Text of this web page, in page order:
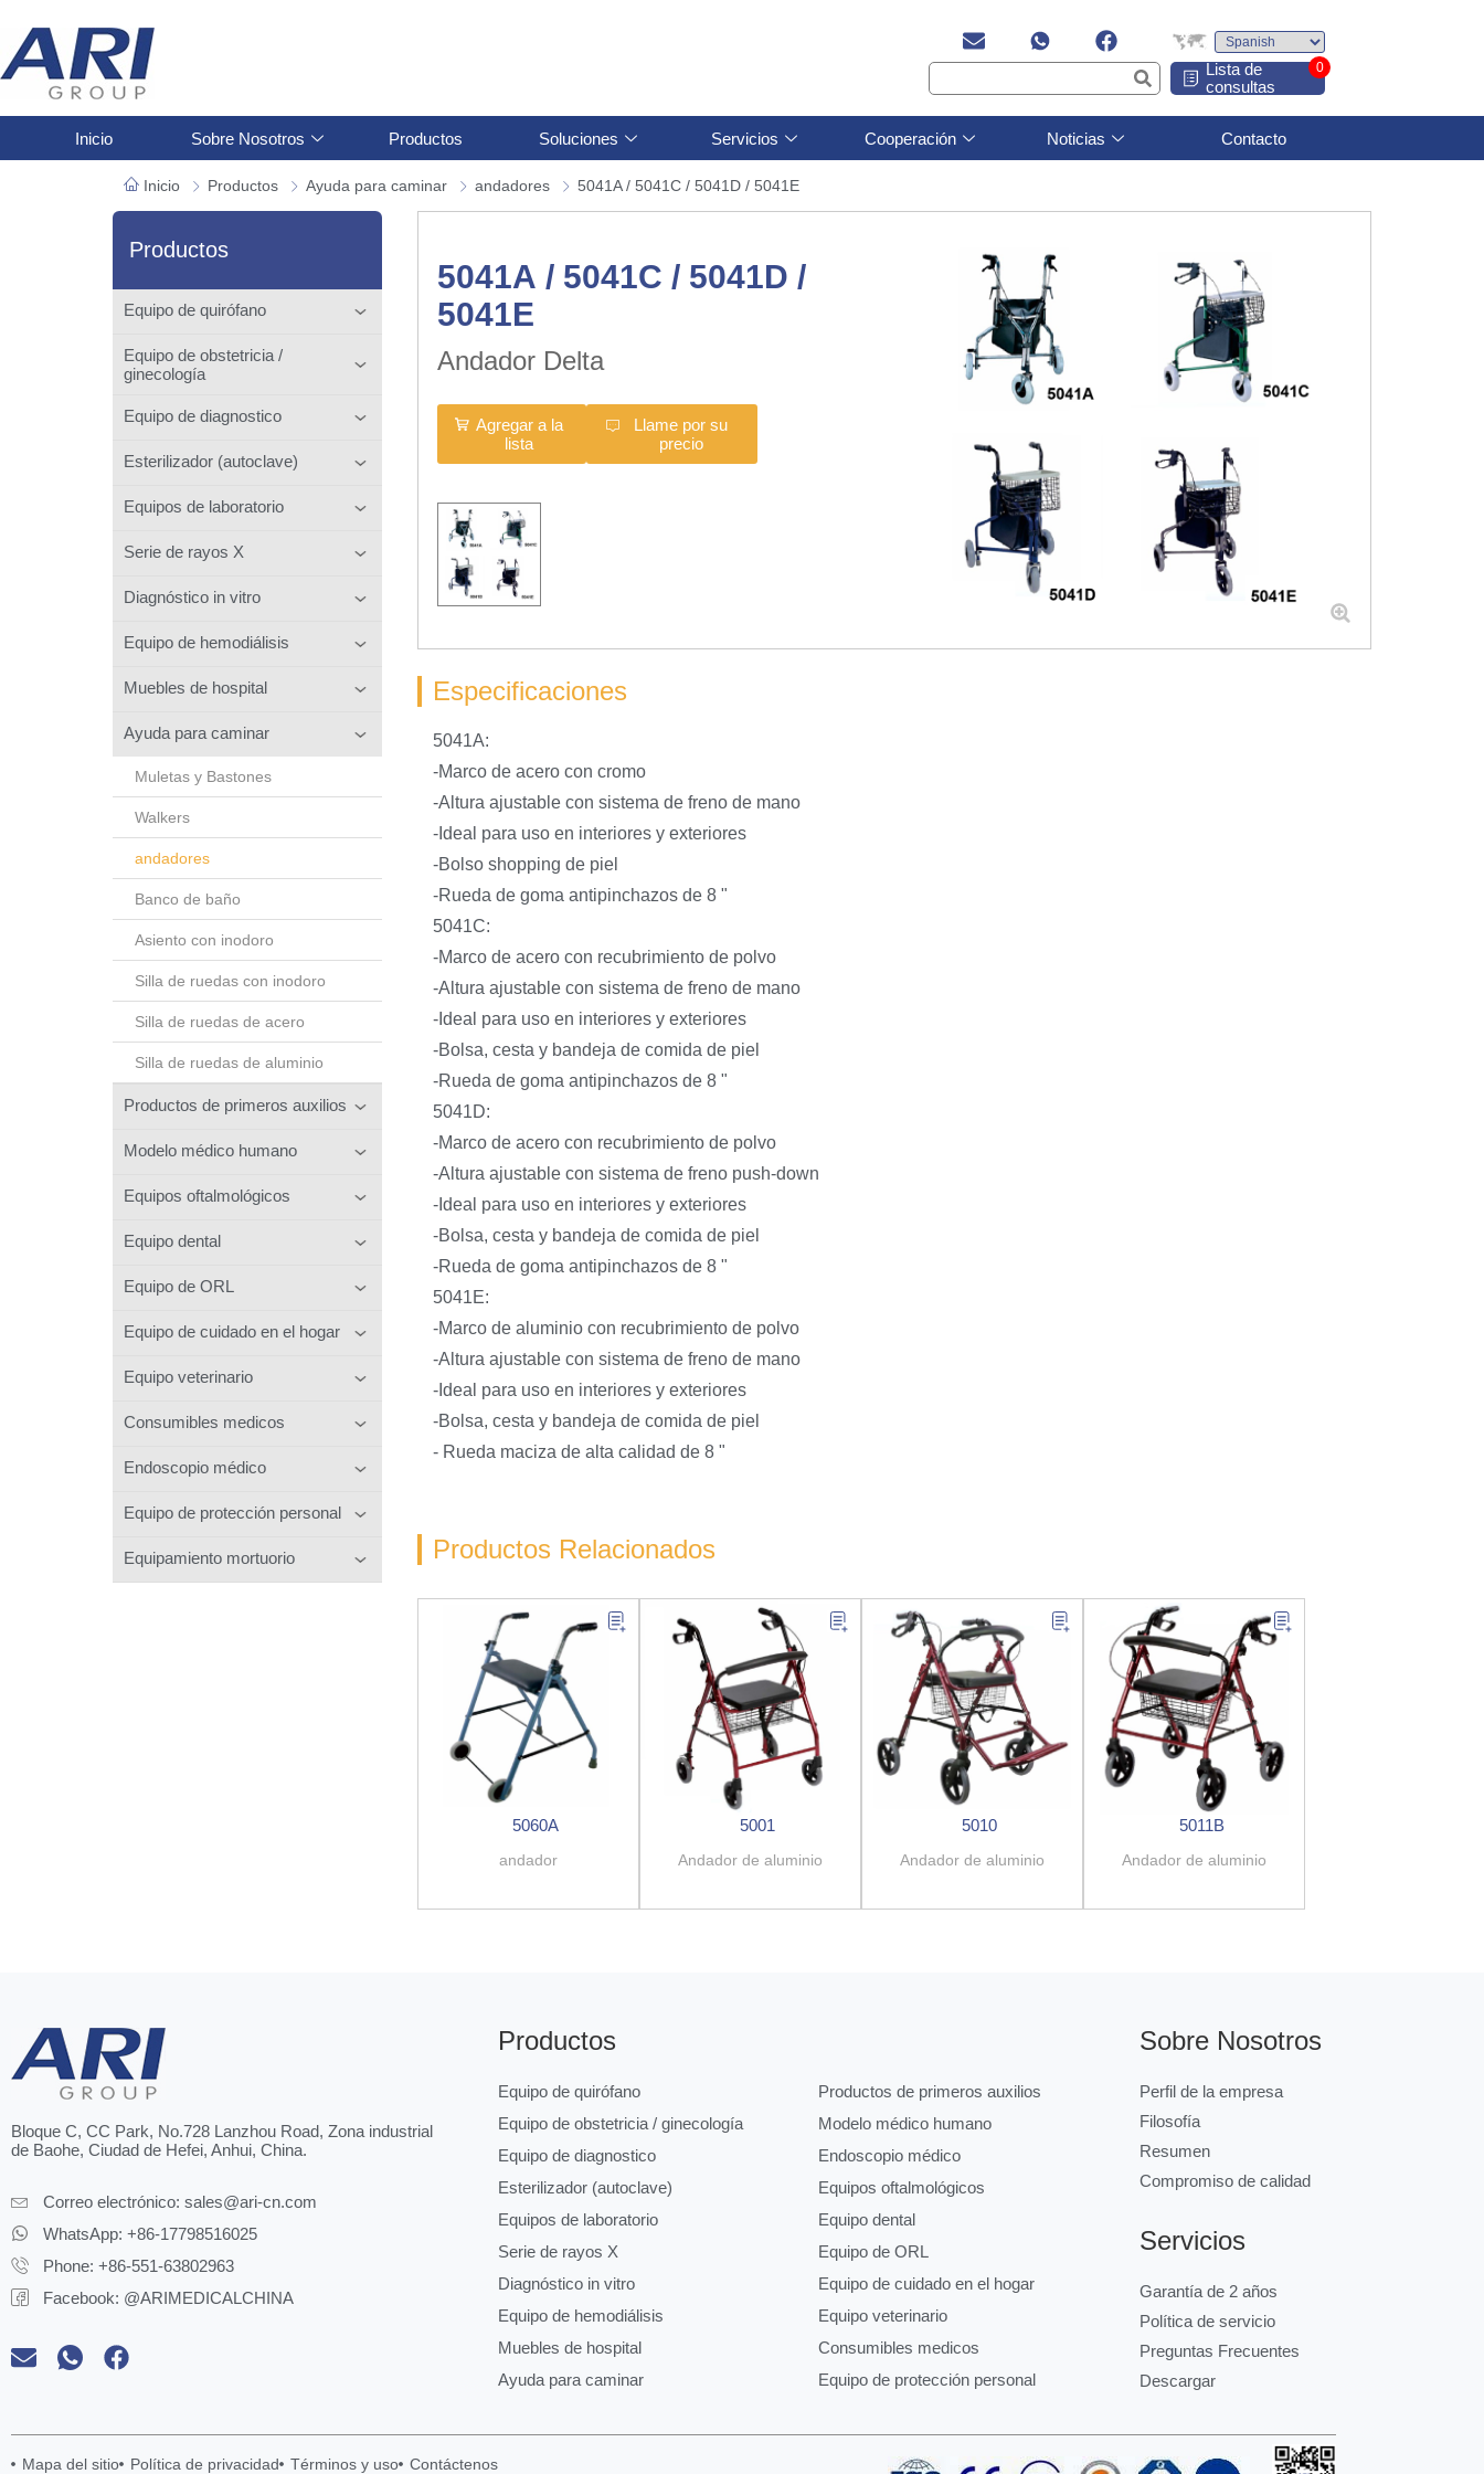
Lista de
consultas
0
Inicio Sobre Nosotros Productos Soluciones Servicios Cooperación Noticias Contacto
Inicio Productos Ayuda para caminar andadores 5041A / 5041C / 5041D / 5041E
Productos
Equipo de quirófano
Equipo de obstetricia /
ginecología
Equipo de diagnostico
Esterilizador (autoclave)
Equipos de laboratorio
Serie de rayos X
Diagnóstico in vitro
Equipo de hemodiálisis
Muebles de hospital
Ayuda para caminar
Muletas y Bastones
Walkers
andadores
Banco de baño
Asiento con inodoro
Silla de ruedas con inodoro
Silla de ruedas de acero
Silla de ruedas de aluminio
Productos de primeros auxilios
Modelo médico humano
Equipos oftalmológicos
Equipo dental
Equipo de ORL
Equipo de cuidado en el hogar
Equipo veterinario
Consumibles medicos
Endoscopio médico
Equipo de protección personal
Equipamiento mortuorio
5041A / 5041C / 5041D /
5041E
Andador Delta
Agregar a la
lista
Llame por su
precio
Especificaciones
5041A:
-Marco de acero con cromo
-Altura ajustable con sistema de freno de mano
-Ideal para uso en interiores y exteriores
-Bolso shopping de piel
-Rueda de goma antipinchazos de 8 "
5041C:
-Marco de acero con recubrimiento de polvo
-Altura ajustable con sistema de freno de mano
-Ideal para uso en interiores y exteriores
-Bolsa, cesta y bandeja de comida de piel
-Rueda de goma antipinchazos de 8 "
5041D:
-Marco de acero con recubrimiento de polvo
-Altura ajustable con sistema de freno push-down
-Ideal para uso en interiores y exteriores
-Bolsa, cesta y bandeja de comida de piel
-Rueda de goma antipinchazos de 8 "
5041E:
-Marco de aluminio con recubrimiento de polvo
-Altura ajustable con sistema de freno de mano
-Ideal para uso en interiores y exteriores
-Bolsa, cesta y bandeja de comida de piel
- Rueda maciza de alta calidad de 8 "
Productos Relacionados
5060A
andador
5001
Andador de aluminio
5010
Andador de aluminio
5011B
Andador de aluminio
Bloque C, CC Park, No.728 Lanzhou Road, Zona industrial
de Baohe, Ciudad de Hefei, Anhui, China.
Correo electrónico: sales@ari-cn.com
WhatsApp: +86-17798516025
Phone: +86-551-63802963
Facebook: @ARIMEDICALCHINA
Productos
Equipo de quirófano
Equipo de obstetricia / ginecología
Equipo de diagnostico
Esterilizador (autoclave)
Equipos de laboratorio
Serie de rayos X
Diagnóstico in vitro
Equipo de hemodiálisis
Muebles de hospital
Ayuda para caminar
Productos de primeros auxilios
Modelo médico humano
Endoscopio médico
Equipos oftalmológicos
Equipo dental
Equipo de ORL
Equipo de cuidado en el hogar
Equipo veterinario
Consumibles medicos
Equipo de protección personal
Sobre Nosotros
Perfil de la empresa
Filosofía
Resumen
Compromiso de calidad
Servicios
Garantía de 2 años
Política de servicio
Preguntas Frecuentes
Descargar
Mapa del sitio Política de privacidad Términos y uso Contáctenos